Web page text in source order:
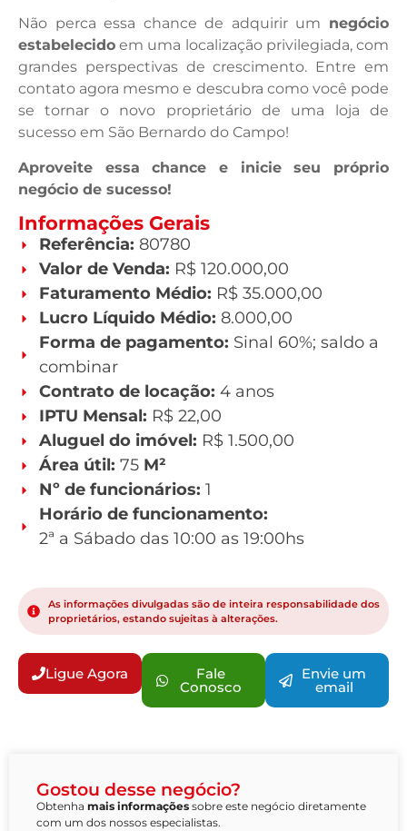
Não perca essa chance de adquirir um negócio
estabelecido em uma localização privilegiada, com
grandes perspectivas de crescimento. Entre em
contato agora mesmo e descubra como você pode
se tornar o novo proprietário de uma loja de
sucesso em São Bernardo do Campo!
Aproveite essa chance e inicie seu próprio
negócio de sucesso!
Informações Gerais
Referência: 80780
Valor de Venda: R$ 120.000,00
Faturamento Médio: R$ 35.000,00
Lucro Líquido Médio: 8.000,00
Forma de pagamento: Sinal 60%; saldo a
combinar
Contrato de locação: 4 anos
IPTU Mensal: R$ 22,00
Aluguel do imóvel: R$ 1.500,00
Área útil: 75M²
Nº de funcionários: 1
Horário de funcionamento:
2ª a Sábado das 10:00 as 19:00hs
As informações divulgadas são de inteira responsabilidade dos
proprietários, estando sujeitas à alterações.
Ligue Agora Fale
Conosco
Envie um
email
Gostou desse negócio?
Obtenha mais informações sobre este negócio diretamente
com um dos nossos especialistas.